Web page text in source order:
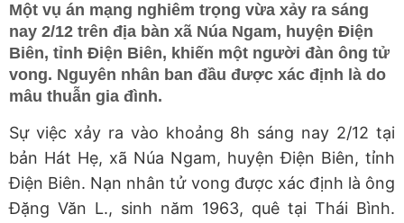
Một vụ án mạng nghiêm trọng vừa xảy ra sáng
nay 2/12 trên địa bàn xã Núa Ngam, huyện Điện
Biên, tỉnh Điện Biên, khiến một người đàn ông tử
vong. Nguyên nhân ban đầu được xác định là do
mâu thuẫn gia đình.
Sự việc xảy ra vào khoảng 8h sáng nay 2/12 tại
bản Hát Hẹ, xã Núa Ngam, huyện Điện Biên, tỉnh
Điện Biên. Nạn nhân tử vong được xác định là ông
Đặng Văn L., sinh năm 1963, quê tại Thái Bình.